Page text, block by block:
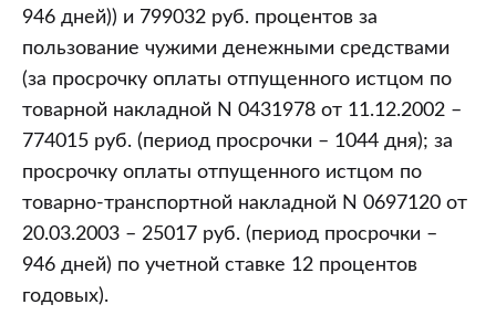
946 дней)) и 799032 руб. процентов за
пользование чужими денежными средствами
(за просрочку оплаты отпущенного истцом по
товарной накладной N 0431978 от 11.12.2002 –
774015 руб. (период просрочки – 1044 дня); за
просрочку оплаты отпущенного истцом по
товарно-транспортной накладной N 0697120 от
20.03.2003 – 25017 руб. (период просрочки –
946 дней) по учетной ставке 12 процентов
годовых).